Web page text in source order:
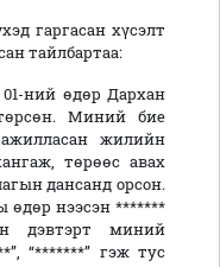
хүсэлт
тайлбартаа:
ний өдөр Дархан
Миний бие
ажилласан жилийн
төрөөс авах
дансанд орсон.
өдөр нээсэн *******
дэвтэрт миний
“*******” гэж тус